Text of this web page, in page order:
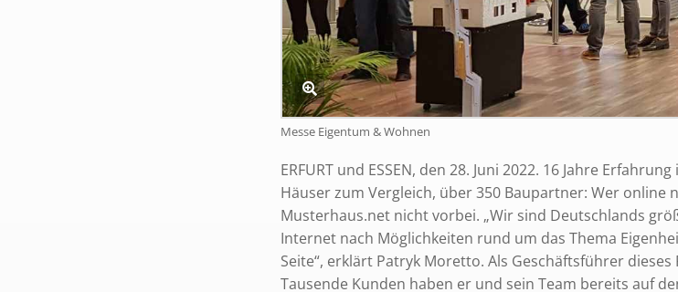
Messe Eigentum & Wohnen
ERFURT und ESSEN, den 28. Juni 2022. 16 Jahre
Häuser zum Vergleich, über 350 Baupartner: Wer online
Musterhaus.net nicht vorbei. „Wir sind Deutschlands
Internet nach Möglichkeiten rund um das Thema
Seite“, erklärt Patryk Moretto. Als Geschäftsführer
Tausende Kunden haben er und sein Team bereits auf